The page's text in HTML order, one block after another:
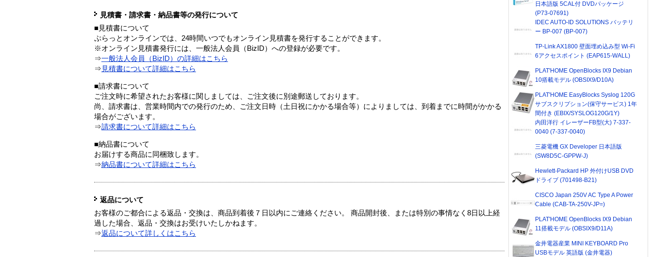
見積書・請求書・納品書等の発行について
■見積書について
ぷらっとオンラインでは、24時間いつでもオンライン見積書を発行することができます。
※オンライン見積書発行には、一般法人会員（BizID）への登録が必要です。
⇒一般法人会員（BizID）の詳細はこちら
⇒ 見積書について詳細はこちら
■請求書について
ご注文時に希望されたお客様に関しましては、ご注文後に別途郵送しております。
尚、請求書は、営業時間内での発行のため、ご注文日時（土日祝にかかる場合等）によりましては、到着までに時間がかかる
場合がございます。
⇒請求書について詳細はこちら
■納品書について
お届けする商品に同梱致します。
⇒納品書について詳細はこちら
返品について
お客様のご都合による返品・交換は、商品到着後７日以内にご連絡ください。 商品開封後、または特別の事情なく8日以上経
過した場合、返品・交換はお受けいたしかねます。
⇒返品について詳しくはこちら
日本語版 5CAL付 DVDパッケージ
(P73-07691)
IDEC AUTO-ID SOLUTIONS バッテリ
ー BP-007 (BP-007)
TP-Link AX1800 壁面埋め込み型 Wi-Fi
6アクセスポイント (EAP615-WALL)
PLAT'HOME OpenBlocks IX9 Debian
10搭載モデル (OBSIX9/D10A)
PLAT'HOME EasyBlocks Syslog 120G
サブスクリプション(保守サービス) 1年
間付き (EBIX/SYSLOG120G/1Y)
内田洋行 イレーザーFB型(大) 7-337-
0040 (7-337-0040)
三菱電機 GX Developer 日本語版
(SW8D5C-GPPW-J)
Hewlett-Packard HP 外付けUSB DVD
ドライブ (701498-B21)
CISCO Japan 250V AC Type A Power
Cable (CAB-TA-250V-JP=)
PLAT'HOME OpenBlocks IX9 Debian
11搭載モデル (OBSIX9/D11A)
金井電器産業 MINI KEYBOARD Pro
USBモデル 英語版 (金井電器)